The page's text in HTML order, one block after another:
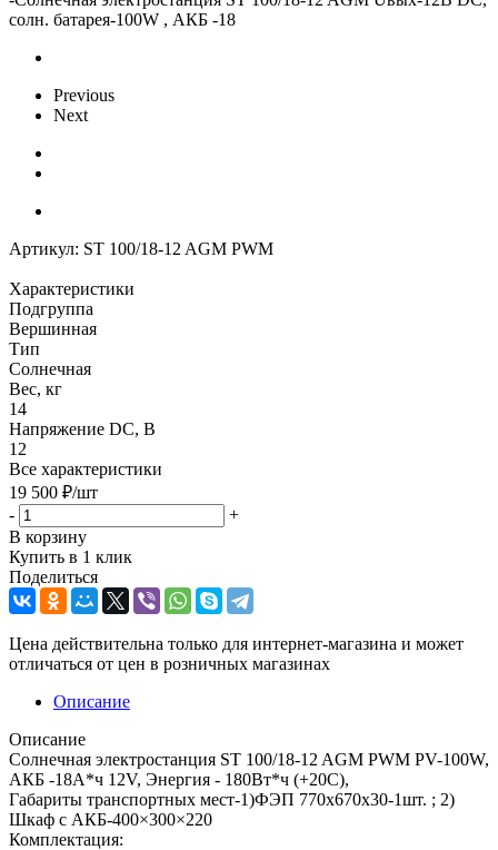
солн. батарея-100W , АКБ -18
Previous
Next
Артикул: ST 100/18-12 AGM PWM
Характеристики
Подгруппа
Вершинная
Тип
Солнечная
Вес, кг
14
Напряжение DC, В
12
Все характеристики
19 500 ₽/шт
-
+
В корзину
Купить в 1 клик
Поделиться
Цена действительна только для интернет-магазина и может
отличаться от цен в розничных магазинах
Описание
Описание
Солнечная электростанция ST 100/18-12 AGM PWM PV-100W,
АКБ -18А*ч 12V, Энергия - 180Вт*ч (+20С),
Габариты транспортных мест-1)ФЭП 770х670x30-1шт. ; 2)
Шкаф с АКБ-400×300×220
Комплектация: